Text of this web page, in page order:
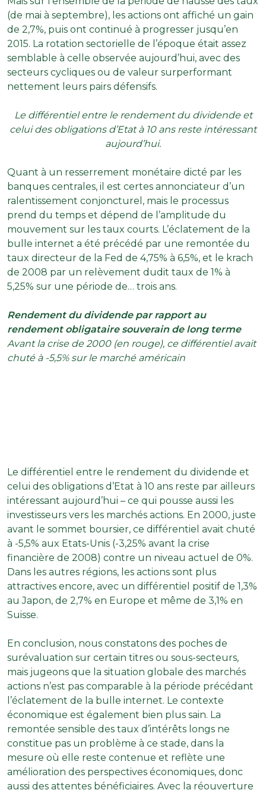
(de mai à septembre), les actions ont affiché un gain
de 2,7%, puis ont continué à progresser jusqu’en
2015. La rotation sectorielle de l’époque était assez
semblable à celle observée aujourd’hui, avec des
secteurs cycliques ou de valeur surperformant
nettement leurs pairs défensifs.
Le différentiel entre le rendement du dividende et
celui des obligations d’Etat à 10 ans reste intéressant
aujourd’hui.
Quant à un resserrement monétaire dicté par les
banques centrales, il est certes annonciateur d’un
ralentissement conjoncturel, mais le processus
prend du temps et dépend de l’amplitude du
mouvement sur les taux courts. L’éclatement de la
bulle internet a été précédé par une remontée du
taux directeur de la Fed de 4,75% à 6,5%, et le krach
de 2008 par un relèvement dudit taux de 1% à
5,25% sur une période de… trois ans.
Rendement du dividende par rapport au
rendement obligataire souverain de long terme
Avant la crise de 2000 (en rouge), ce différentiel avait
chuté à -5,5% sur le marché américain
Le différentiel entre le rendement du dividende et
celui des obligations d’Etat à 10 ans reste par ailleurs
intéressant aujourd’hui – ce qui pousse aussi les
investisseurs vers les marchés actions. En 2000, juste
avant le sommet boursier, ce différentiel avait chuté
à -5,5% aux Etats-Unis (-3,25% avant la crise
financière de 2008) contre un niveau actuel de 0%.
Dans les autres régions, les actions sont plus
attractives encore, avec un différentiel positif de 1,3%
au Japon, de 2,7% en Europe et même de 3,1% en
Suisse.
En conclusion, nous constatons des poches de
surévaluation sur certain titres ou sous-secteurs,
mais jugeons que la situation globale des marchés
actions n’est pas comparable à la période précédant
l’éclatement de la bulle internet. Le contexte
économique est également bien plus sain. La
remontée sensible des taux d’intérêts longs ne
constitue pas un problème à ce stade, dans la
mesure où elle reste contenue et reflète une
amélioration des perspectives économiques, donc
aussi des attentes bénéficiaires. Avec la réouverture